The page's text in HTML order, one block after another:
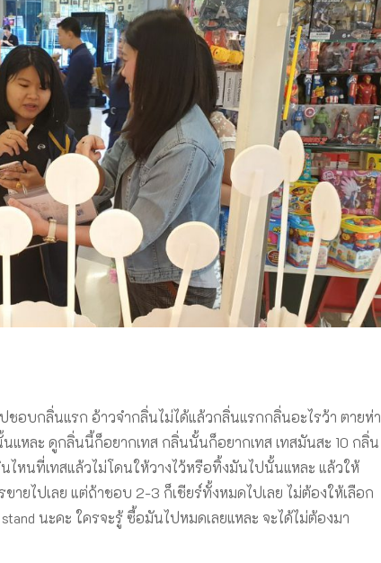
ชอบกลิ่นแรก อ้าวจำกลิ่นไม่ได้แล้วกลิ่นแรกกลิ่นอะไรว้า ตายห่า
แหละ ดูกลิ่นนี้ก็อยากเทส กลิ่นนั้นก็อยากเทส เทสมันสะ 10 กลิ่น
หนที่เทสแล้วไม่โดนให้วางไว้หรือทิ้งมันไปนั้นแหละ แล้วให้
ยไปเลย แต่ถ้าชอบ 2-3 ก็เชียร์ทั้งหมดไปเลย ไม่ต้องให้เลือก
นะคะ ใครจะรู้ ซื้อมันไปหมดเลยแหละ จะได้ไม่ต้องมา